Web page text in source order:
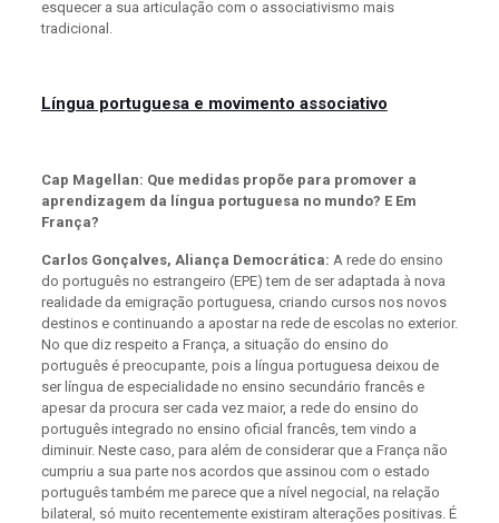
esquecer a sua articulação com o associativismo mais
tradicional.
Língua portuguesa e movimento associativo
Cap Magellan: Que medidas propõe para promover a
aprendizagem da língua portuguesa no mundo? E Em
França?
Carlos Gonçalves, Aliança Democrática: A rede do ensino
do português no estrangeiro (EPE) tem de ser adaptada à nova
realidade da emigração portuguesa, criando cursos nos novos
destinos e continuando a apostar na rede de escolas no exterior.
No que diz respeito a França, a situação do ensino do
português é preocupante, pois a língua portuguesa deixou de
ser língua de especialidade no ensino secundário francês e
apesar da procura ser cada vez maior, a rede do ensino do
português integrado no ensino oficial francês, tem vindo a
diminuir. Neste caso, para além de considerar que a França não
cumpriu a sua parte nos acordos que assinou com o estado
português também me parece que a nível negocial, na relação
bilateral, só muito recentemente existiram alterações positivas. É